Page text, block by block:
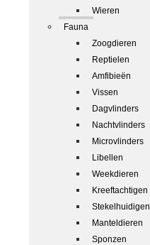
Wieren
Fauna
Zoogdieren
Reptielen
Amfibieën
Vissen
Dagvlinders
Nachtvlinders
Microvlinders
Libellen
Weekdieren
Kreeftachtigen
Stekelhuidigen
Manteldieren
Sponzen